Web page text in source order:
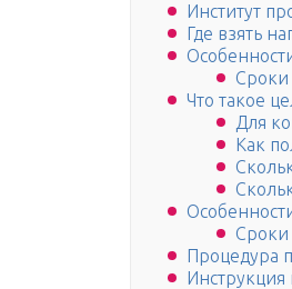
Институт
Где взять
Сроки
Что такое
Для
Как
Сроки
Процедура